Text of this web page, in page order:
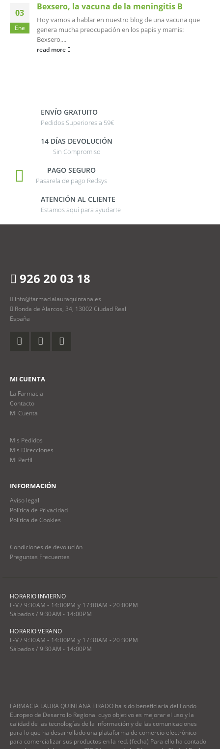
03
Ene
Bexsero, la vacuna de la meningitis B
Hoy vamos a hablar en nuestro blog de una vacuna que
genera mucha preocupación en los papis y mamis:
Bexsero,...
read more
ENVÍO GRATUITO
Pedidos Superiores a 59€
14 DÍAS DEVOLUCIÓN
Sin Compromiso
PAGO SEGURO
Pasarela de pago Redsys
ATENCIÓN AL CLIENTE
Estamos aquí para ayudarte
926 20 03 18
info@farmacialauraquintana.es
Ronda de Alarcos, 34, 13002 Ciudad Real
España
MI CUENTA
La Farmacia
Contacto
Mi Cuenta
Mis Pedidos
Mis Direcciones
Mi Perfil
INFORMACIÓN
Aviso legal
Política de Privacidad
Política de Cookies
Condiciones de devolución
Preguntas Frecuentes
HORARIO INVIERNO
L-V / 9:30AM - 14:00PM y 17:00AM - 20:00PM
Sábados / 9:30AM - 14:00PM
HORARIO VERANO
L-V / 9:30AM - 14:00PM y 17:30AM - 20:30PM
Sábados / 9:30AM - 14:00PM
FARMACIA LAURA QUINTANA TIRADO ha sido beneficiaria del Fondo
Europeo de Desarrollo Regional cuyo objetivo es mejorar el uso y la
calidad de las tecnologías de la información y de las comunicaciones
para lo que ha desarrollado una plataforma de comercio electrónico
para comercializar sus productos en la red. (fecha) Para ello ha contado